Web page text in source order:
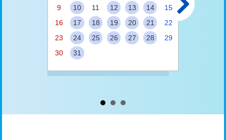
9 10 11 12 13 14
15
16
17 18 19 20 21
22
23
24 25 26 27 28
29
30
31